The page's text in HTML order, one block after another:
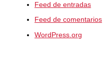
Feed de entradas
Feed de comentarios
WordPress.org